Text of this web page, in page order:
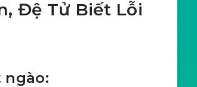
Đệ Tử Biết Lỗi
ngào: